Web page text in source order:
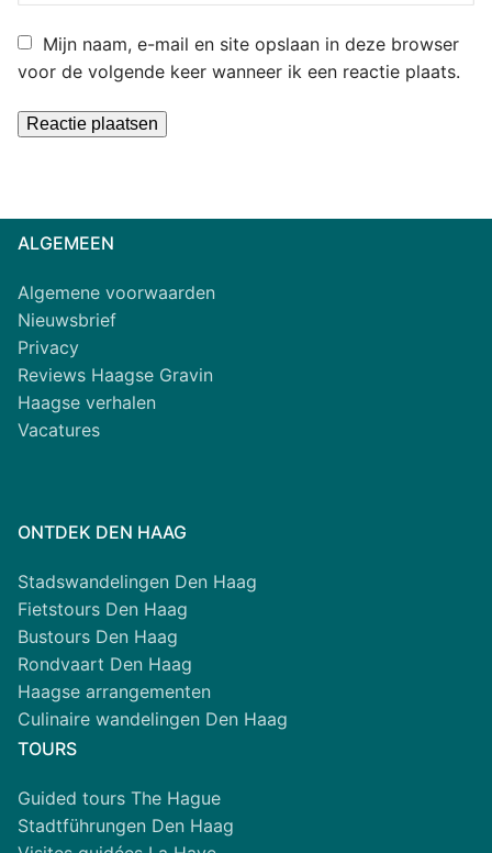
Mijn naam, e-mail en site opslaan in deze browser
voor de volgende keer wanneer ik een reactie plaats.
ALGEMEEN
Algemene voorwaarden
Nieuwsbrief
Privacy
Reviews Haagse Gravin
Haagse verhalen
Vacatures
ONTDEK DEN HAAG
Stadswandelingen Den Haag
Fietstours Den Haag
Bustours Den Haag
Rondvaart Den Haag
Haagse arrangementen
Culinaire wandelingen Den Haag
TOURS
Guided tours The Hague
Stadtführungen Den Haag